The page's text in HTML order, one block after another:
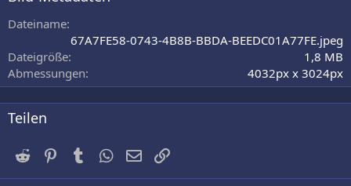
e
)
Dateiname
67A7FE58-0743-4B8B-BBDA-BEEDC01A77FE.jpeg
Dateigröße
1,8 MB
Abmessungen
4032px x 3024px
Teilen
Reddit PinterestTumblrWhatsApp
E-Mail